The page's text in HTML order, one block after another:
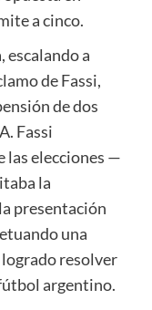
a cinco.
escalando a
de Fassi,
de dos
Fassi
las elecciones —
la
presentación
una
logrado resolver
argentino.